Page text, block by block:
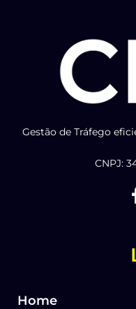
Gestão de Tráfego
CNPJ:
Home